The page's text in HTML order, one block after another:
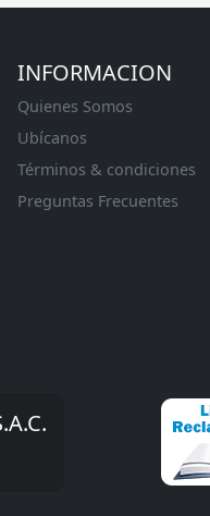
INFORMACION
Quienes Somos
Ubícanos
Términos & condiciones
Preguntas Frecuentes